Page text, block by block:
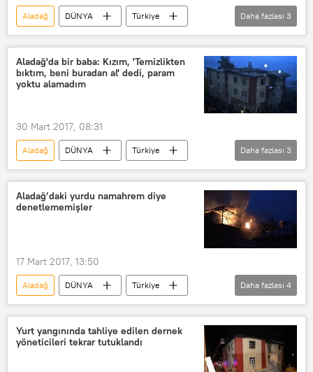
Aladağ DÜNYA
Türkiye
Haberler
Adana
Yurt yangını
Daha fazlası 3
Aladağ'da bir baba: Kızım, 'Temizlikten
bıktım, beni buradan al' dedi, param
yoktu alamadım
30 Mart 2017, 08:31
Aladağ DÜNYA
Türkiye
Haberler
Şule Altun
Yaşar Altun
Daha fazlası 3
Aladağ’daki yurdu namahrem diye
denetlememişler
17 Mart 2017, 13:50
Aladağ DÜNYA
Türkiye
Haberler
Adana
Bekir Metin Demir
TBMM
Daha fazlası 4
Yurt yangınında tahliye edilen dernek
yöneticileri tekrar tutuklandı